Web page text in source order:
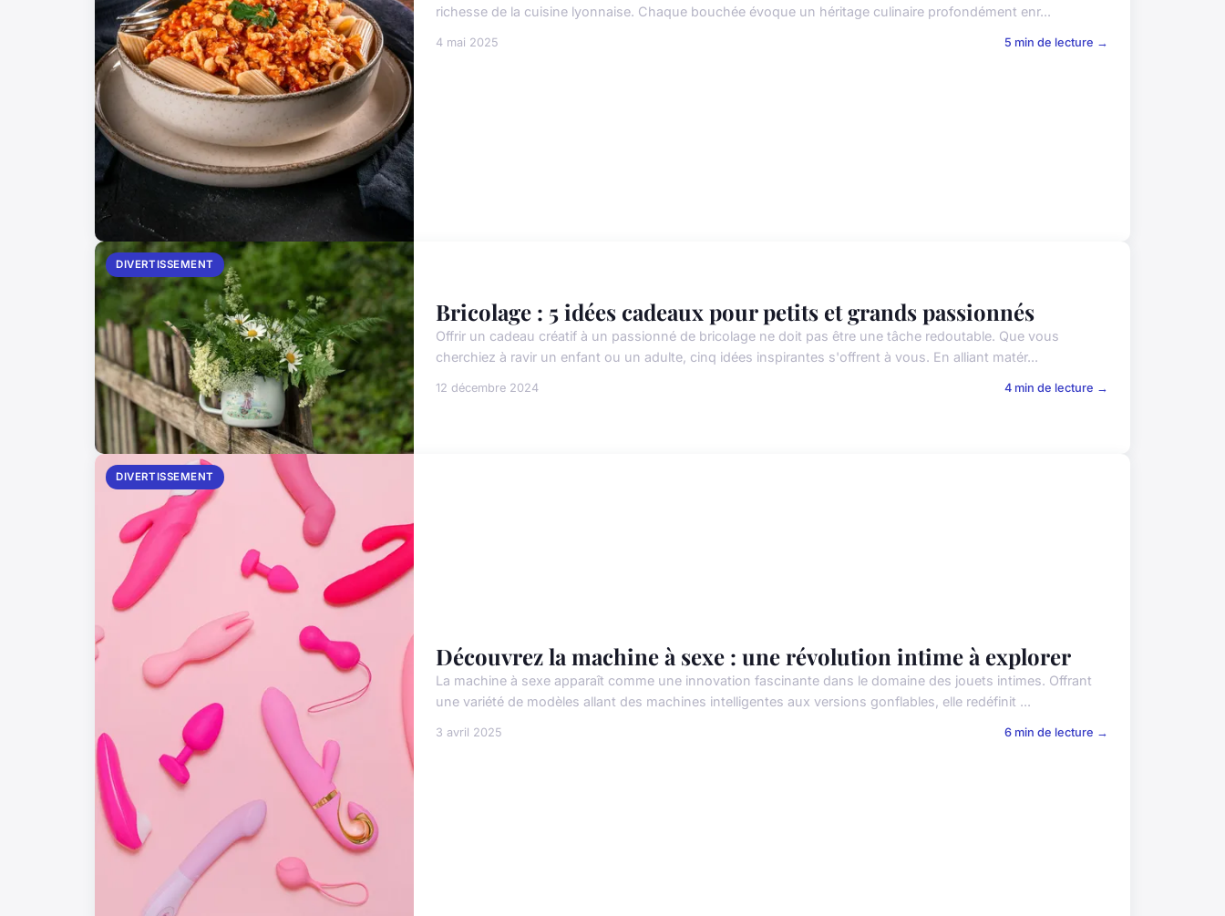
richesse de la cuisine lyonnaise. Chaque bouchée évoque un héritage culinaire profondément enr...
4 mai 2025 5 min de lecture →
DIVERTISSEMENT
Bricolage : 5 idées cadeaux pour petits et grands passionnés
Offrir un cadeau créatif à un passionné de bricolage ne doit pas être une tâche redoutable. Que vous
cherchiez à ravir un enfant ou un adulte, cinq idées inspirantes s'offrent à vous. En alliant matér...
12 décembre 2024 4 min de lecture →
DIVERTISSEMENT
Découvrez la machine à sexe : une révolution intime à explorer
La machine à sexe apparaît comme une innovation fascinante dans le domaine des jouets intimes. Offrant
une variété de modèles allant des machines intelligentes aux versions gonflables, elle redéfinit ...
3 avril 2025 6 min de lecture →